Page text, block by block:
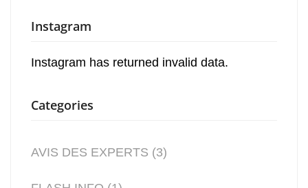
Instagram
Instagram has returned invalid data.
Categories
AVIS DES EXPERTS (3)